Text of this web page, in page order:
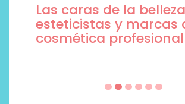
Las caras de la
esteticistas y marcas
cosmética profesional